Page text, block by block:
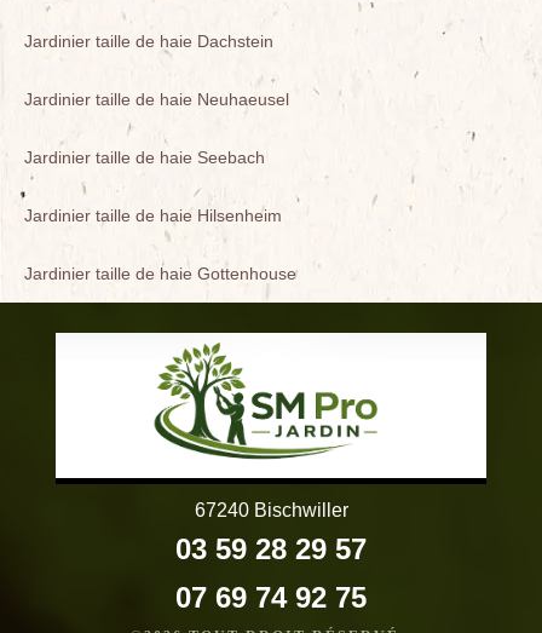
Jardinier taille de haie Dachstein
Jardinier taille de haie Neuhaeusel
Jardinier taille de haie Seebach
Jardinier taille de haie Hilsenheim
Jardinier taille de haie Gottenhouse
67240 Bischwiller
03 59 28 29 57
07 69 74 92 75